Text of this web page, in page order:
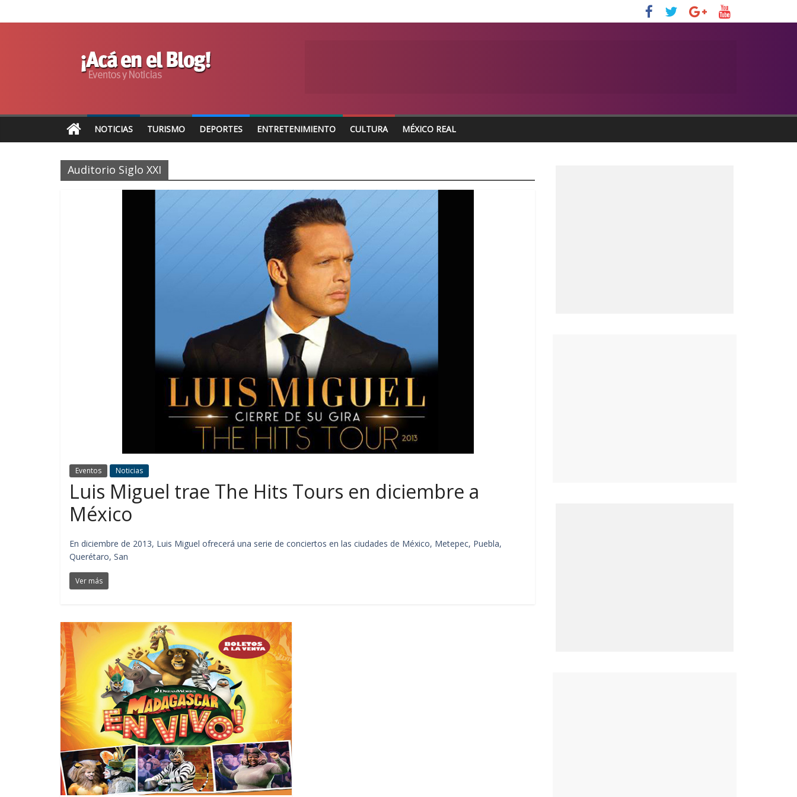
NOTICIAS TURISMO DEPORTES ENTRETENIMIENTO CULTURA MÉXICO REAL
Auditorio Siglo XXI
Eventos Noticias
Luis Miguel trae The Hits Tours en diciembre a
México
En diciembre de 2013, Luis Miguel ofrecerá una serie de conciertos en las ciudades de México, Metepec, Puebla,
Querétaro, San
Ver más